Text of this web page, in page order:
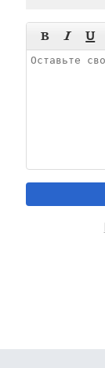
  